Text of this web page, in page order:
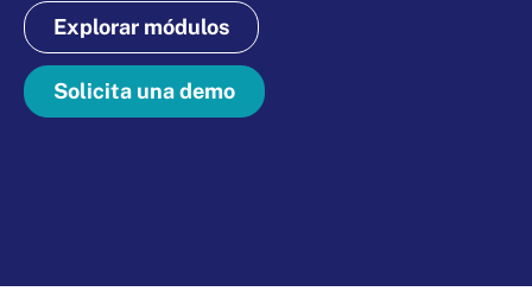
Explorar módulos
Solicita una demo